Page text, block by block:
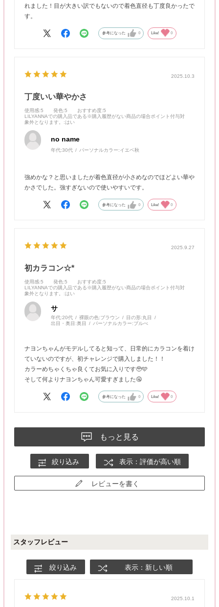
れました！目が大きい訳でもないので着色直径も丁度良かったで
す。
参考になった 0 Like! 0
2025.10.3
丁度いい華やかさ
使用感:5 発色:5 おすすめ度:5
LILYANNAでの購入品である※購入履歴がない商品の場合ポイント付与対
象外となります。
:はい
no name
年代:30代 パーソナルカラー:イエベ秋
強めかな？と思いましたが着色直径が小さめなのでほどよい華や
かさでした。強すぎないので使いやすいです。
参考になった 0 Like! 0
2025.9.27
初カラコン☆*
使用感:5 発色:5 おすすめ度:5
LILYANNAでの購入品である※購入履歴がない商品の場合ポイント付与対
象外となります。
:はい
サ
年代:20代 裸眼の色:ブラウン 目の形:丸目
出目・奥目:奥目 パーソナルカラー:ブルべ
ナヨンちゃんがモデルしてると知って、日常的にカラコンを着け
ていないのですが、初チャレンジで購入しました！！
カラーめちゃくちゃ良くてお気に入りです🥹🩵
そして何よりナヨンちゃん可愛すぎました🤤
参考になった 0 Like! 0
もっと見る
絞り込み 表示：評価が高い順
レビューを書く
スタッフレビュー
絞り込み 表示：新しい順
2025.10.1